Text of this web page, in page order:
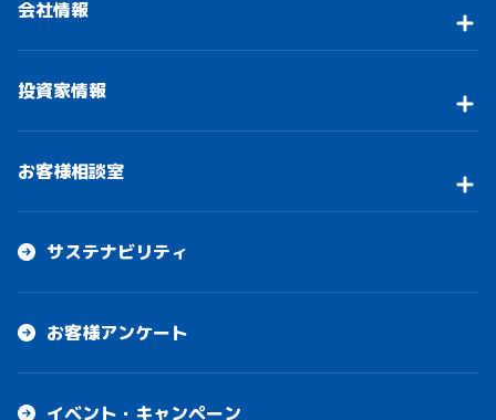
会社情報
投資家情報
お客様相談室
サステナビリティ
お客様アンケート
イベント・キャンペーン